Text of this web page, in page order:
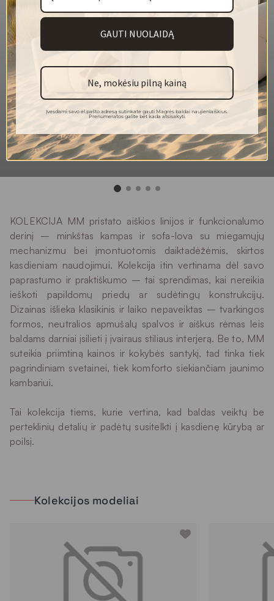
Sudėtis
90 000
Atsparumas šviesai
4/5
Plovimas Skalbti rankomis
KOLEKCIJA MM pristato aiškios linijos ir funkcionalumo
derinį – minkštas kampas ir sofa-lova su miegamųjų
mechanizmu bei įmontuotomis daiktadėžėmis, skirtos
kasdieniam naudojimui. Kolekcija itin vertinama dėl savo
paprastumo ir praktiškumo – tai sprendimas, kai nereikia
ieškoti papildomų priedų ar sudėtingų konstrukcijų.
Dizainas išlieka klasikinis ir laiko nepaveiktas – tvarkingos
formos, neutralios apmušalų spalvos ir aiškus rėmas leis
baldams darniai įsilieti į įvairaus stiliaus interjerą. Be to, MM
suteikia priimtiną kainos ir kokybės santykį, tad tinka tiek
pagrindiniam svetainei, tiek komforto siekiančiam jaunimo
kambariui.
Tai kolekcija tiems, kurie vertina, kad baldas veiktų be
perteklinių detalių ir padėtų susitelkti į kasdienę kūrybą ar
poilsį.
Kolekcijos modeliai
GAUTI NUOLAIDĄ
Ne, mokėsiu pilną kainą
Įvesdami savo el.pašto adresą sutinkate gauti Magrės baldai naujienlaiškius.
Prenumeratos galite bet kada atsisakyti.